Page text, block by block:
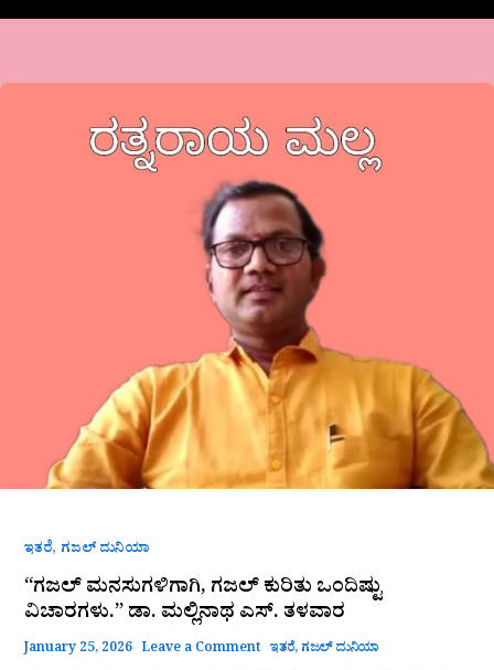
ಇತರೆ, ಗಜಲ್ ದುನಿಯಾ
“ಗಜಲ್ ಮನಸುಗಳಿಗಾಗಿ, ಗಜಲ್ ಕುರಿತು ಒಂದಿಷ್ಟು
ವಿಚಾರಗಳು.” ಡಾ. ಮಲ್ಲಿನಾಥ ಎಸ್. ತಳವಾರ
January 25, 2026 Leave a Comment ಇತರೆ, ಗಜಲ್ ದುನಿಯಾ
ಮನಸುಗಳಿಗಾಗಿ,